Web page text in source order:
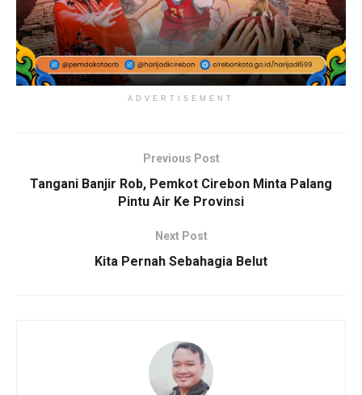
ADVERTISEMENT
Previous Post
Tangani Banjir Rob, Pemkot Cirebon Minta Palang
Pintu Air Ke Provinsi
Next Post
Kita Pernah Sebahagia Belut